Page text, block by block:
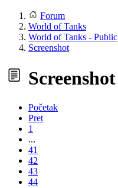
Forum
World of Tanks
World of Tanks - Public
Screenshot
Screenshot
Početak
Pret
1
...
41
42
43
44